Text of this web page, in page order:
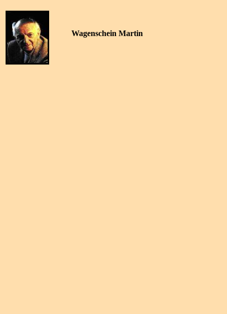
Wagenschein Martin